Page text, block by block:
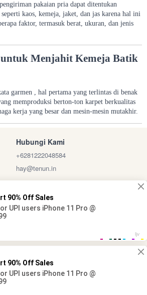
pakaian pria dapat ditentukan
kaos, kemeja, jaket, dan jas karena hal ini
faktor, termasuk berat, ukuran, dan jenis
Menjahit Kemeja Batik
garmen , hal pertama yang terlintas di benak
memproduksi berton-ton karpet berkualitas
kerja yang besar dan mesin-mesin mutakhir.
Hubungi Kami
+6281222048584
hay@tenun.in
- Tenun Indonesia